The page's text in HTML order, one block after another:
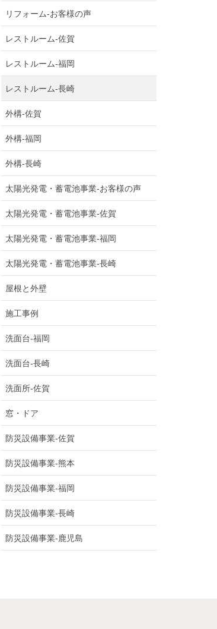
リフォーム-お客様の声
レストルーム-佐賀
レストルーム-福岡
レストルーム-長崎
外構-佐賀
外構-福岡
外構-長崎
太陽光発電・蓄電池事業-お客様の声
太陽光発電・蓄電池事業-佐賀
太陽光発電・蓄電池事業-福岡
太陽光発電・蓄電池事業-長崎
屋根と外壁
施工事例
洗面台-福岡
洗面台-長崎
洗面所-佐賀
窓・ドア
防災設備事業-佐賀
防災設備事業-熊本
防災設備事業-福岡
防災設備事業-長崎
防災設備事業-鹿児島